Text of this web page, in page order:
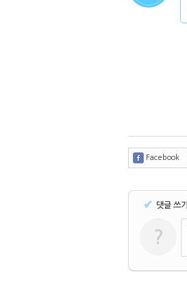
Facebook
✔ 댓글 쓰기
?